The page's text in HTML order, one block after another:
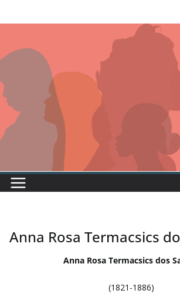
Anna Rosa Termacsics
Anna Rosa Termacsics dos
(1821-1886)